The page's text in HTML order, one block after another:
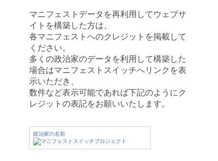
マニフェストデータを再利用してウェブサ
イトを構築した方は、
各マニフェストへのクレジットを掲載して
ください。
多くの政治家のデータを利用して構築した
場合はマニフェストスイッチへリンクを表
示いただき、
数件など表示可能であれば下記のようにク
レジットの表記をお願いいたします。
政治家の名前